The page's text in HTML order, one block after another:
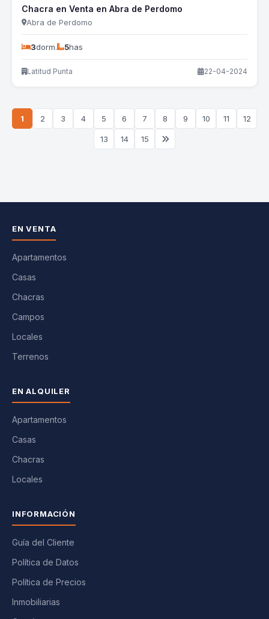
Chacra en Venta en Abra de Perdomo
Abra de Perdomo
3dorm. 5has
Latitud Punta 22-04-2024
1 2 3 4 5 6 7 8 9 10 11 12
13 14 15
EN VENTA
Apartamentos
Casas
Chacras
Campos
Locales
Terrenos
EN ALQUILER
Apartamentos
Casas
Chacras
Locales
INFORMACIÓN
Guía del Cliente
Política de Datos
Política de Precios
Inmobiliarias